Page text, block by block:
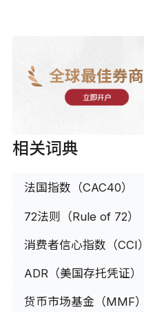
全球最佳券商
立即开户
相关词典
法国指数（CAC40）
72法则（Rule of 72）
消费者信心指数（CCI）
ADR（美国存托凭证）
货币市场基金（MMF）